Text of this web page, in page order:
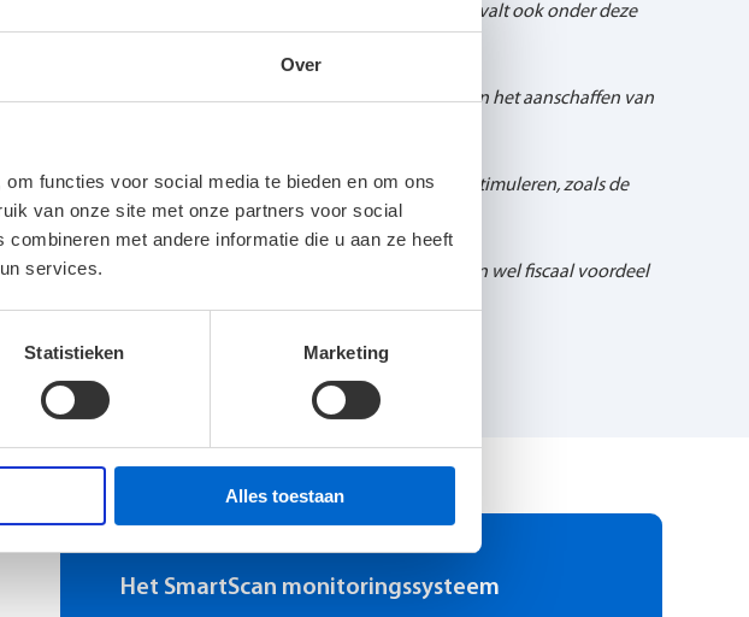
Over
functies voor social media te bieden en om ons
van onze site met onze partners voor social
met andere informatie die u aan ze heeft
services.
Statistieken Marketing
Alles toestaan
van sportaccommodaties. Duurzame ledverlichting valt ook onder deze
specifieke uitkering stimulering sport (SPUK)
gericht op het in stand houden van sportaccommodaties en het aanschaffen van
voor glastuinders om energiebesparende maatregelen te stimuleren, zoals de
naar duurzame verlichting.
(MIA en VAMIL)
niet direct opgenomen op de lijst, kan er via deze regelingen wel fiscaal voordeel
in maart 2023. Afkomstig van metledkanhet.
Het SmartScan monitoringssysteem